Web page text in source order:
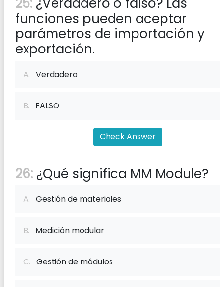
funciones pueden aceptar
parámetros de importación y
exportación.
A. Verdadero
B. FALSO
Check Answer
26: ¿Qué significa MM Module?
A. Gestión de materiales
B. Medición modular
C. Gestión de módulos